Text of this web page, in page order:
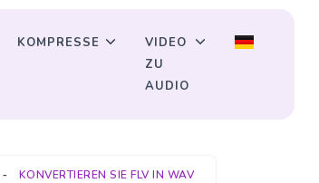
KOMPRESSE
VIDEO
ZU
AUDIO
KONVERTIEREN SIE FLV IN WAV